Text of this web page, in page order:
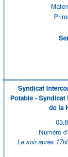
Syndicat
Potable - Syndicat
de la
Numéro
Le soir après